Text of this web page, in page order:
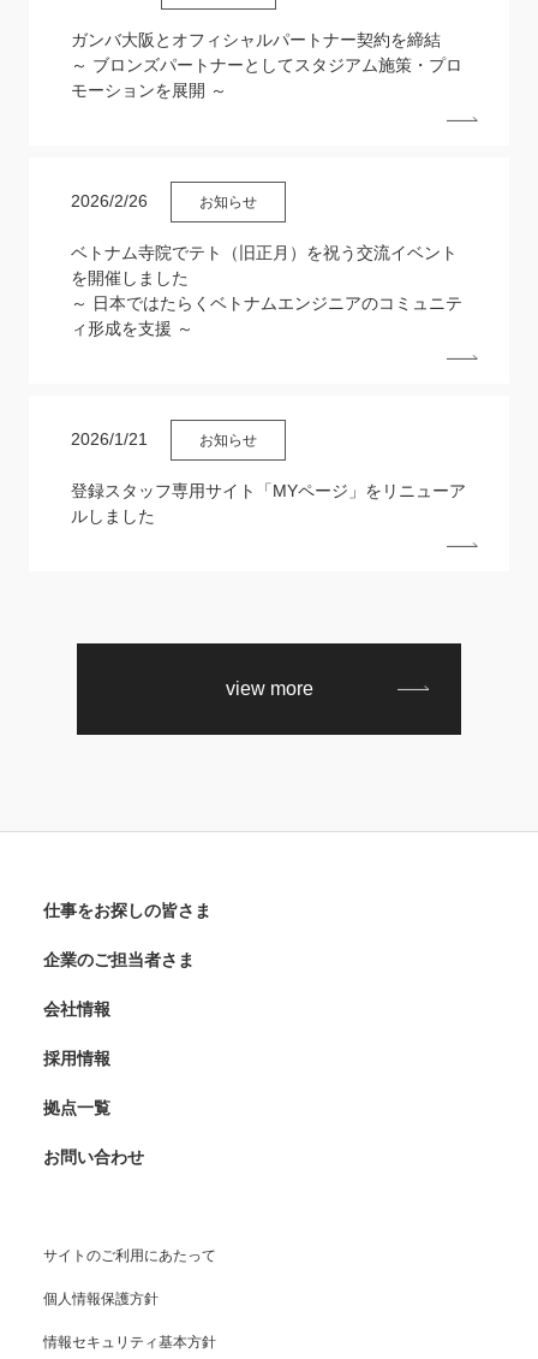
ガンバ大阪とオフィシャルパートナー契約を締結
～ ブロンズパートナーとしてスタジアム施策・プロ
モーションを展開 ～
2026/2/26 お知らせ
ベトナム寺院でテト（旧正月）を祝う交流イベント
を開催しました
～ 日本ではたらくベトナムエンジニアのコミュニテ
ィ形成を支援 ～
2026/1/21 お知らせ
登録スタッフ専用サイト「MYページ」をリニューア
ルしました
view more
仕事をお探しの皆さま
企業のご担当者さま
会社情報
採用情報
拠点一覧
お問い合わせ
サイトのご利用にあたって
個人情報保護方針
情報セキュリティ基本方針